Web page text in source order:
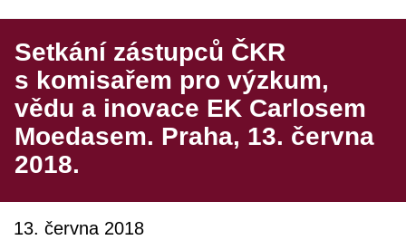
Setkání zástupců ČKR
s komisařem pro výzkum,
vědu a inovace EK Carlosem
Moedasem. Praha, 13. června
2018.
13. června 2018